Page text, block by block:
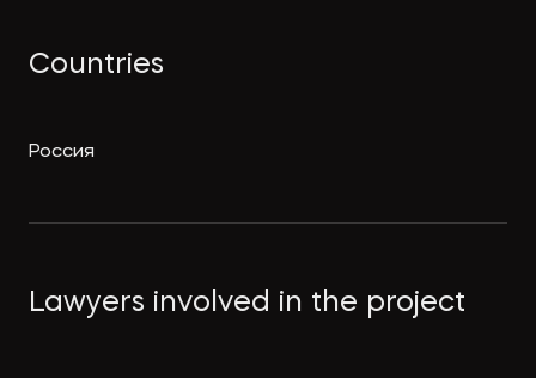
Countries
Россия
Lawyers involved in the project